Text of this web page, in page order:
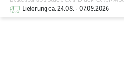
Lieferung ca. 24.08. - 07.09.2026